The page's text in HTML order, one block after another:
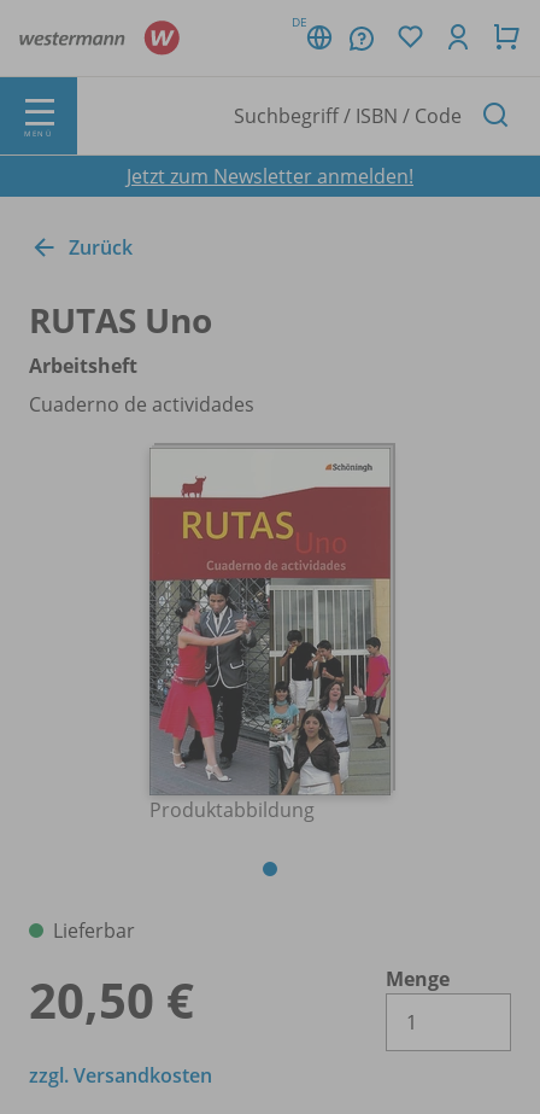
DE
MENÜ
Jetzt zum Newsletter anmelden!
Zurück
RUTAS Uno
Arbeitsheft
Cuaderno de actividades
Produktabbildung
Lieferbar
20,50 €
Menge
zzgl. Versandkosten